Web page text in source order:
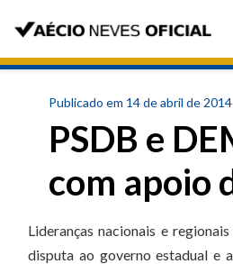
Publicado em 14 de abril de 2014
PSDB e
com apoio
Lideranças nacionais e
disputa ao governo estadual e